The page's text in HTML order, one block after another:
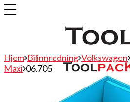
Hjem Bilinnredning Volkswagen
Maxi 06.705